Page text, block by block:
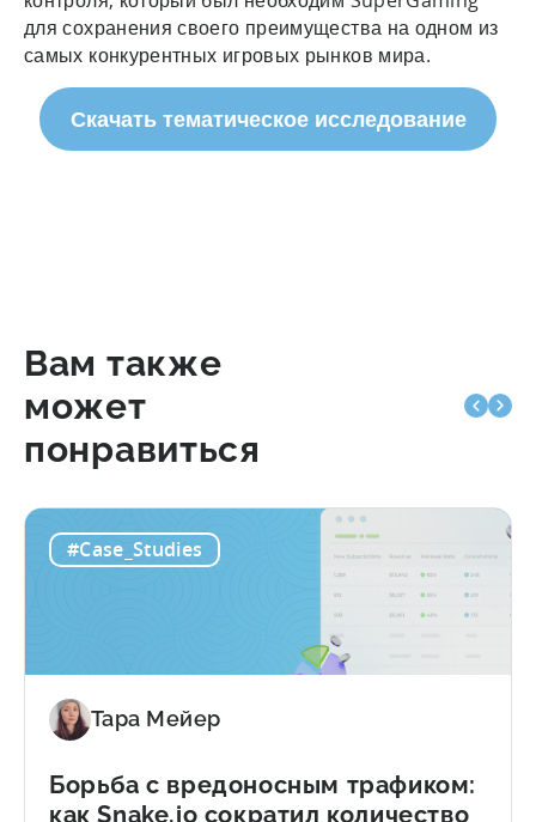
для сохранения своего преимущества на одном из
самых конкурентных игровых рынков мира.
Скачать тематическое исследование
Вам также
может
понравиться
#Case_Studies
Тара Мейер
Борьба с вредоносным трафиком:
как Snake.io сократил количество